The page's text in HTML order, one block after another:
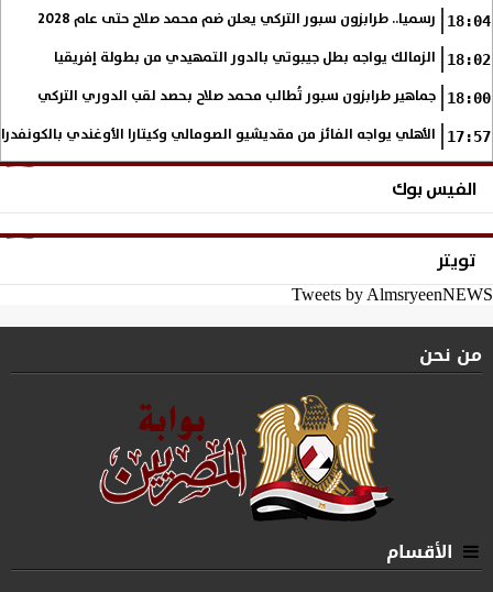
18:04 رسميا.. طرابزون سبور التركي يعلن ضم محمد صلاح حتى عام 2028
18:02 الزمالك يواجه بطل جيبوتي بالدور التمهيدي من بطولة إفريقيا
18:00 جماهير طرابزون سبور تُطالب محمد صلاح بحصد لقب الدوري التركي
17:57 الأهلي يواجه الفائز من مقديشيو الصومالي وكيتارا الأوغندي
الفيس بوك
تويتر
Tweets by AlmsryeenNEWS
من نحن
الأقسام